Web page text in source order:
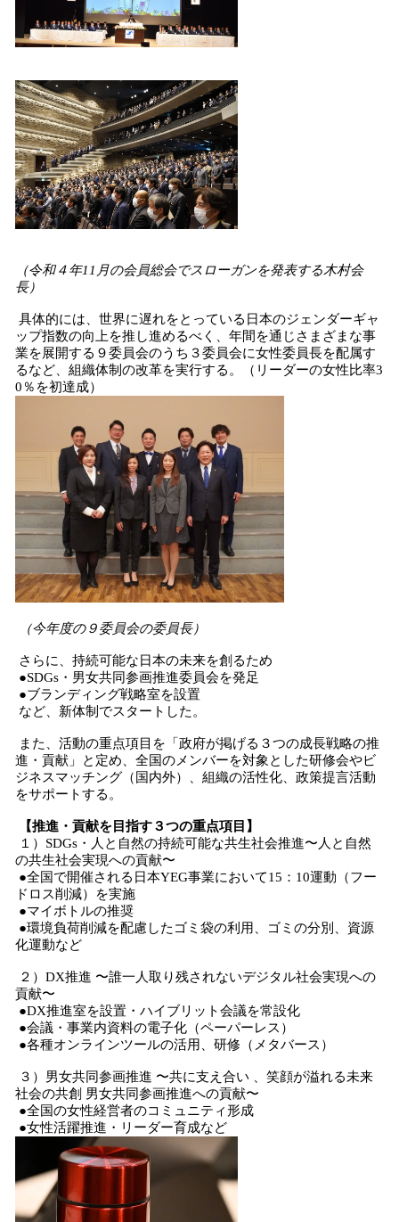
（令和４年11月の会員総会でスローガンを発表する木村会
長）
具体的には、世界に遅れをとっている日本のジェンダーギャ
ップ指数の向上を推し進めるべく、年間を通じさまざまな事
業を展開する９委員会のうち３委員会に女性委員長を配属す
るなど、組織体制の改革を実行する。（リーダーの女性比率3
0％を初達成）
（今年度の９委員会の委員長）
さらに、持続可能な日本の未来を創るため
●SDGs・男女共同参画推進委員会を発足
●ブランディング戦略室を設置
など、新体制でスタートした。
また、活動の重点項目を「政府が掲げる３つの成長戦略の推
進・貢献」と定め、全国のメンバーを対象とした研修会やビ
ジネスマッチング（国内外）、組織の活性化、政策提言活動
をサポートする。
【推進・貢献を目指す３つの重点項目】
１）SDGs・人と自然の持続可能な共生社会推進〜人と自然
の共生社会実現への貢献〜
●全国で開催される日本YEG事業において15：10運動（フー
ドロス削減）を実施
●マイボトルの推奨
●環境負荷削減を配慮したゴミ袋の利用、ゴミの分別、資源
化運動など
２）DX推進 〜誰一人取り残されないデジタル社会実現への
貢献〜
●DX推進室を設置・ハイブリット会議を常設化
●会議・事業内資料の電子化（ペーパーレス）
●各種オンラインツールの活用、研修（メタバース）
３）男女共同参画推進 〜共に支え合い 、笑顔が溢れる未来
社会の共創 男女共同参画推進への貢献〜
●全国の女性経営者のコミュニティ形成
●女性活躍推進・リーダー育成など